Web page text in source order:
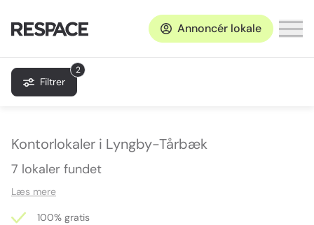
Annoncér lokale
2
Filtrer
Kontorlokaler i Lyngby-Tårbæk
7 lokaler fundet
Læs mere
100% gratis